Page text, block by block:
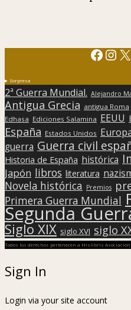
X
Sorpresa
2ª Guerra Mundial. Alejandro
Antigua Grecia antigua Roma
Edhasa Ediciones Salamina EEUU
España Estados Unidos
guerra Guerra civil
Historia de España histórica
Japón libros literatura
Novela histórica Premios
Primera Guerra Mundial
Segunda
Siglo XIX siglo XVI siglo
Todos los derechos pertenecen a Hislibris
Sign In
Login via your site account